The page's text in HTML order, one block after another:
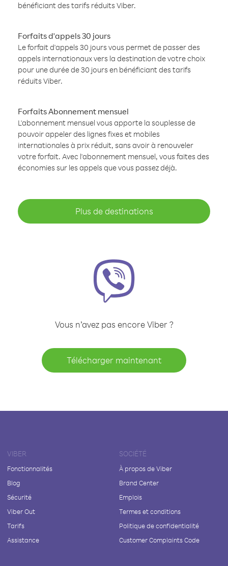
bénéficiant des tarifs réduits Viber.
Forfaits d'appels 30 jours
Le forfait d'appels 30 jours vous permet de passer des
appels internationaux vers la destination de votre choix
pour une durée de 30 jours en bénéficiant des tarifs
réduits Viber.
Forfaits Abonnement mensuel
L'abonnement mensuel vous apporte la souplesse de
pouvoir appeler des lignes fixes et mobiles
internationales à prix réduit, sans avoir à renouveler
votre forfait. Avec l'abonnement mensuel, vous faites des
économies sur les appels que vous passez déjà.
Plus de destinations
Vous n’avez pas encore Viber ?
Télécharger maintenant
VIBER
Fonctionnalités
Blog
Sécurité
Viber Out
Tarifs
Assistance
SOCIÉTÉ
À propos de Viber
Brand Center
Emplois
Termes et conditions
Politique de confidentialité
Customer Complaints Code